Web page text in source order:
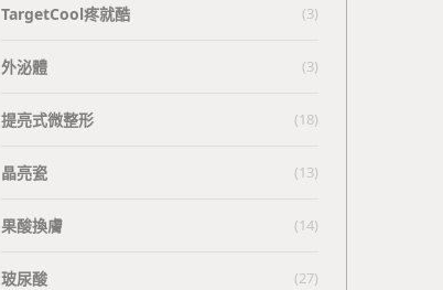
TargetCool疼就酷 (3)
外泌體 (3)
提亮式微整形 (18)
晶亮瓷 (13)
果酸換膚 (14)
玻尿酸 (27)